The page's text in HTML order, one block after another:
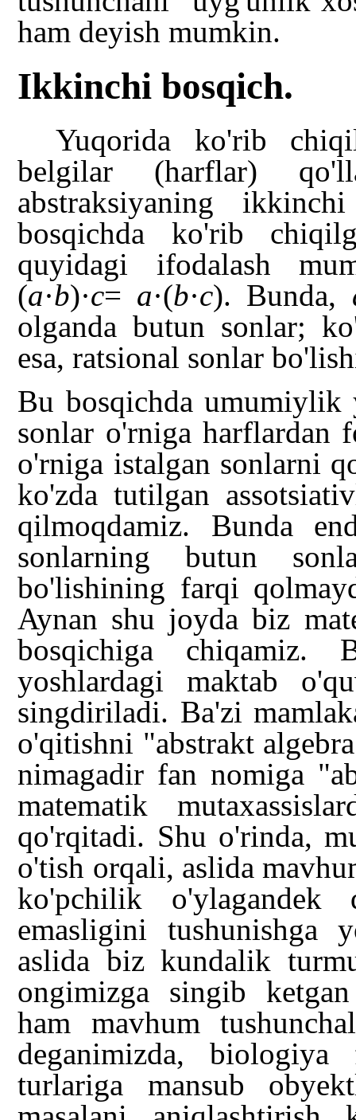
ham deyish mumkin.
Ikkinchi bosqich.
Yuqorida ko'rib
belgilar (harflar)
abstraksiyaning
bosqichda ko'rib
quyidagi ifodalash
(a·b)·c= a·(b·c). Bunda,
olganda butun sonlar;
esa, ratsional sonlar
Bu bosqichda umumiylik
sonlar o'rniga harflardan
o'rniga istalgan sonlarni
ko'zda tutilgan
qilmoqdamiz. Bunda
sonlarning butun
bo'lishining farqi
Aynan shu joyda biz
bosqichiga chiqamiz.
yoshlardagi maktab
singdiriladi. Ba'zi
o'qitishni "abstrakt
nimagadir fan nomiga
matematik
qo'rqitadi. Shu o'rinda,
o'tish orqali, aslida
ko'pchilik
emasligini tushunishga
aslida biz kundalik
ongimizga singib
ham mavhum
deganimizda,
turlariga mansub